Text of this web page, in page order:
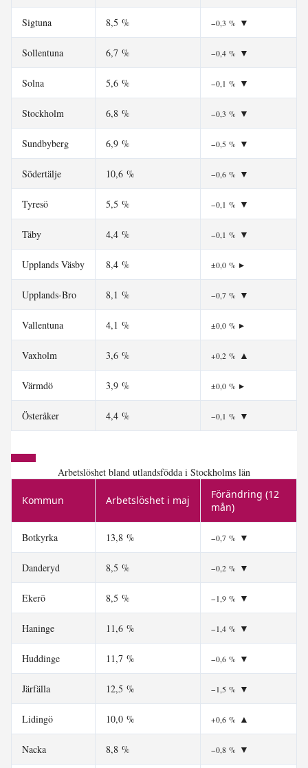
Sigtuna 8,5 % −0,3 % ▼
Sollentuna 6,7 % −0,4 % ▼
Solna 5,6 % −0,1 % ▼
Stockholm 6,8 % −0,3 % ▼
Sundbyberg 6,9 % −0,5 % ▼
Södertälje 10,6 % −0,6 % ▼
Tyresö 5,5 % −0,1 % ▼
Täby 4,4 % −0,1 % ▼
Upplands Väsby 8,4 % ±0,0 % ▸
Upplands-Bro 8,1 % −0,7 % ▼
Vallentuna 4,1 % ±0,0 % ▸
Vaxholm 3,6 % +0,2 % ▲
Värmdö 3,9 % ±0,0 % ▸
Österåker 4,4 % −0,1 % ▼
Arbetslöshet bland utlandsfödda i Stockholms län
Kommun Arbetslöshet i maj
Förändring (12
mån)
Botkyrka 13,8 % −0,7 % ▼
Danderyd 8,5 % −0,2 % ▼
Ekerö 8,5 % −1,9 % ▼
Haninge 11,6 % −1,4 % ▼
Huddinge 11,7 % −0,6 % ▼
Järfälla 12,5 % −1,5 % ▼
Lidingö 10,0 % +0,6 % ▲
Nacka 8,8 % −0,8 % ▼